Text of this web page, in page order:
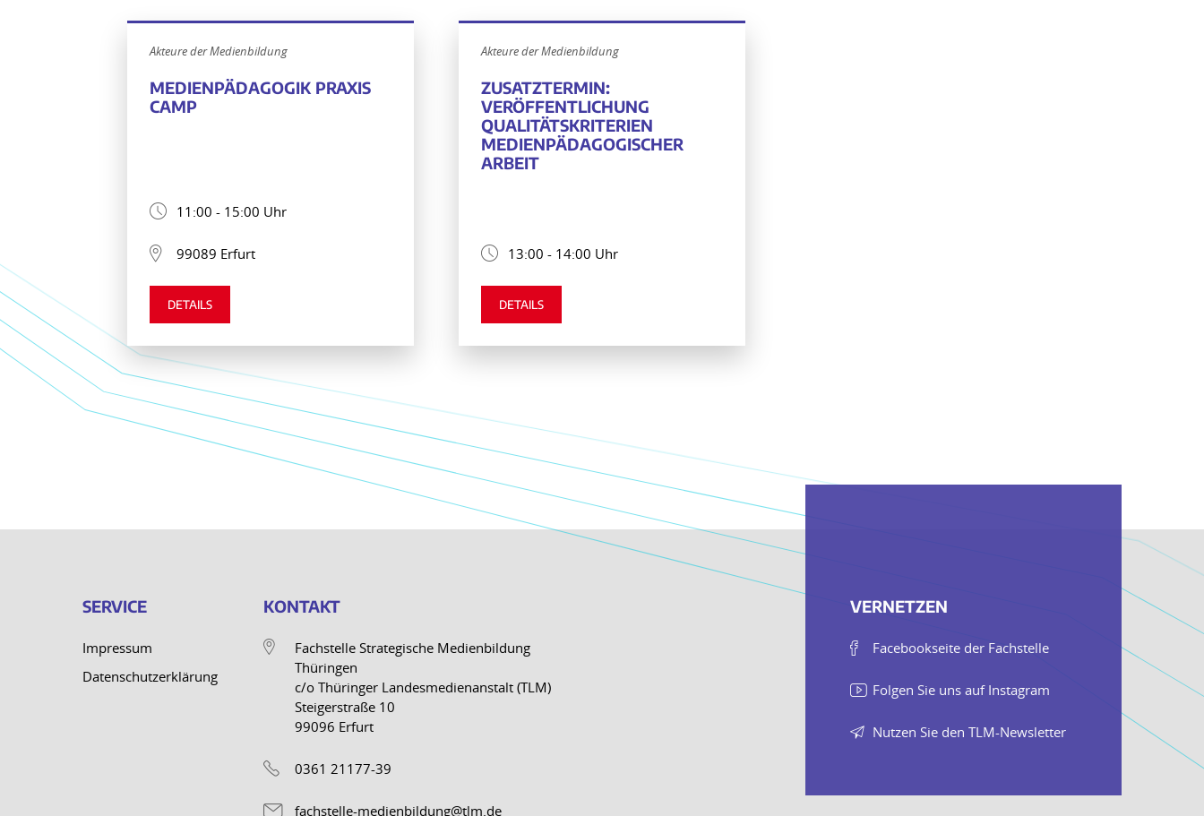
Akteure der Medienbildung
MEDIENPÄDAGOGIK PRAXIS
CAMP
11:00 - 15:00 Uhr
99089 Erfurt
DETAILS
Akteure der Medienbildung
ZUSATZTERMIN:
VERÖFFENTLICHUNG
QUALITÄTSKRITERIEN
MEDIENPÄDAGOGISCHER
ARBEIT
13:00 - 14:00 Uhr
DETAILS
SERVICE
Impressum
Datenschutzerklärung
KONTAKT
Fachstelle Strategische Medienbildung
Thüringen
c/o Thüringer Landesmedienanstalt (TLM)
Steigerstraße 10
99096 Erfurt
0361 21177-39
fachstelle-medienbildung@tlm.de
VERNETZEN
Facebookseite der Fachstelle
Folgen Sie uns auf Instagram
Nutzen Sie den TLM-Newsletter